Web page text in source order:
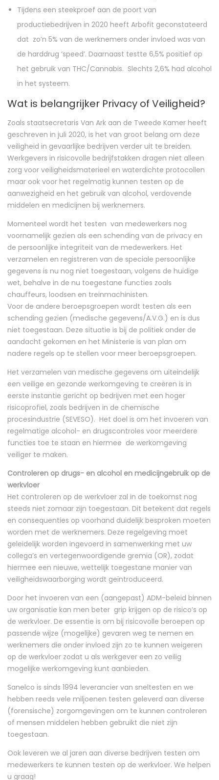
Tijdens een steekproef aan de poort van
productiebedrijven in 2020 heeft Arbofit geconstateerd
dat zo’n 5% van de werknemers onder invloed was van
de harddrug ‘speed’. Daarnaast testte 6,5% positief op
het gebruik van THC/Cannabis. Slechts 2,6% had alcohol
in het systeem.
Wat is belangrijker Privacy of Veiligheid?
Zoals staatsecretaris Van Ark aan de Tweede Kamer heeft
geschreven in juli 2020, is het van groot belang om deze
veiligheid in gevaarlijke bedrijven verder uit te breiden.
Werkgevers in risicovolle bedrijfstakken dragen niet alleen
zorg voor veiligheidsmaterieel en waterdichte protocollen
maar ook voor het regelmatig kunnen testen op de
aanwezigheid en het gebruik van alcohol, verdovende
middelen en medicijnen bij werknemers.
Momenteel wordt het testen van medewerkers nog
voornamelijk gezien als een schending van de privacy en
de persoonlijke integriteit van de medewerkers. Het
verzamelen en registreren van de speciale persoonlijke
gegevens is nu nog niet toegestaan, volgens de huidige
wet, behalve in de nu toegestane functies zoals
chauffeurs, loodsen en treinmachinisten.
Voor de andere beroepsgroepen wordt testen als een
schending gezien (medische gegevens/A.V.G.) en is dus
niet toegestaan. Deze situatie is bij de politiek onder de
aandacht gekomen en het Ministerie is van plan om
nadere regels op te stellen voor meer beroepsgroepen.
Het verzamelen van medische gegevens om uiteindelijk
een veilige en gezonde werkomgeving te creëren is in
eerste instantie gericht op bedrijven met een hoger
risicoprofiel, zoals bedrijven in de chemische
procesindustrie (SEVESO). Het doel is om het invoeren van
regelmatige alcohol- en drugscontroles voor meerdere
functies toe te staan en hiermee de werkomgeving
veiliger te maken.
Controleren op drugs- en alcohol en medicijngebruik op de
werkvloer
Het controleren op de werkvloer zal in de toekomst nog
steeds niet zomaar zijn toegestaan. Dit betekent dat regels
en consequenties op voorhand duidelijk besproken moeten
worden met de werknemers. Deze regelgeving moet
geleidelijk worden ingevoerd in samenwerking met uw
collega’s en vertegenwoordigende gremia (OR), zodat
hiermee een nieuwe, wettelijk toegestane manier van
veiligheidswaarborging wordt geïntroduceerd.
Door het invoeren van een (aangepast) ADM-beleid binnen
uw organisatie kan men beter grip krijgen op de risico’s op
de werkvloer. De essentie is om bij risicovolle beroepen op
passende wijze (mogelijke) gevaren weg te nemen en
werknemers die onder invloed zijn zo te kunnen weigeren
op de werkvloer zodat u als werkgever een zo veilig
mogelijke werkomgeving kunt aanbieden.
Sanelco is sinds 1994 leverancier van sneltesten en we
hebben reeds vele miljoenen testen geleverd aan diverse
(forensische) zorgomgevingen om te kunnen controleren
of mensen middelen hebben gebruikt die niet zijn
toegestaan.
Ook leveren we al jaren aan diverse bedrijven testen om
medewerkers te kunnen testen op de werkvloer. We helpen
u graag!